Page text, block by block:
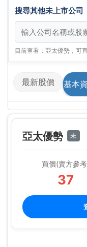
搜尋其他未上市公司
搜尋其他未上市公司
目前查看：亞太優勢，可
最新股價 基本
亞太優勢 未
買價(賣方參
37